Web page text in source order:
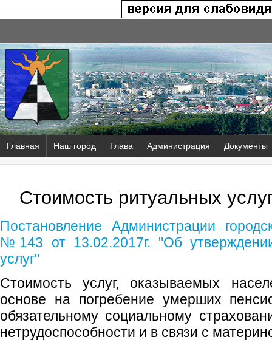
Главная Наш город Глава Администрация Документы
Стоимость ритуальных
Постановление Администрации
№143 от 13.02.2017г. "Об
услуг"
Стоимость услуг, оказываемых
основе на погребение умерших
обязательному социальному
нетрудоспособности и в связи с